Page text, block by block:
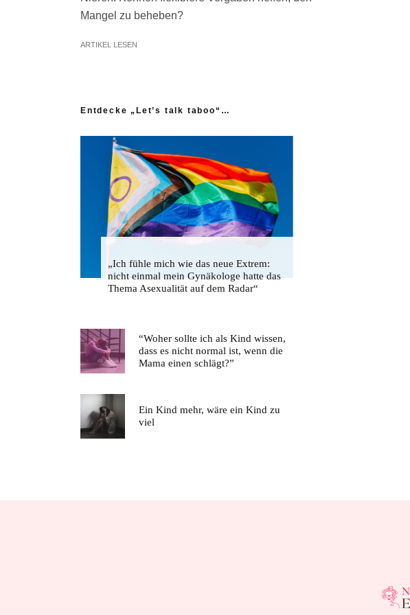
Mangel zu beheben?
ARTIKEL LESEN
Entdecke „Let’s talk taboo“…
„Ich fühle mich wie das neue Extrem:
nicht einmal mein Gynäkologe hatte das
Thema Asexualität auf dem Radar“
“Woher sollte ich als Kind wissen,
dass es nicht normal ist, wenn die
Mama einen schlägt?”
Ein Kind mehr, wäre ein Kind zu
viel